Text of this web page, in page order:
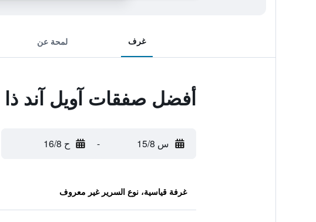
غرف لمحة عن
أفضل صفقات آويل آند
س 15/8 - ح 16/8
غرفة قياسية، نوع السرير غير معروف